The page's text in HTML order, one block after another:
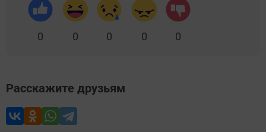
0 0 0 0 0
Расскажите друзьям